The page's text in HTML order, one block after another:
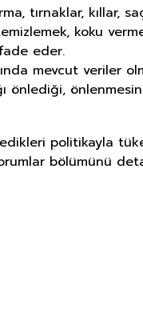
tırnaklar, kıllar,
koku
eder.
mevcut veriler
önlediği,
politikayla
bölümünü